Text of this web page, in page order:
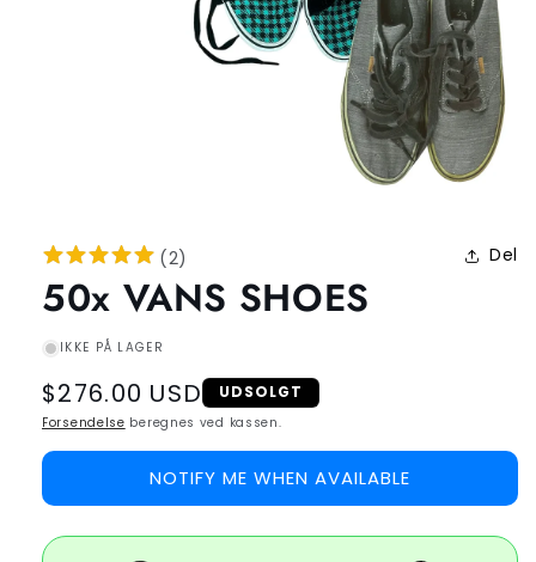
(2) Del
50x VANS SHOES
IKKE PÅ LAGER
Regular
price
$276.00 USD UDSOLGT
Forsendelse beregnes ved kassen.
NOTIFY ME WHEN AVAILABLE